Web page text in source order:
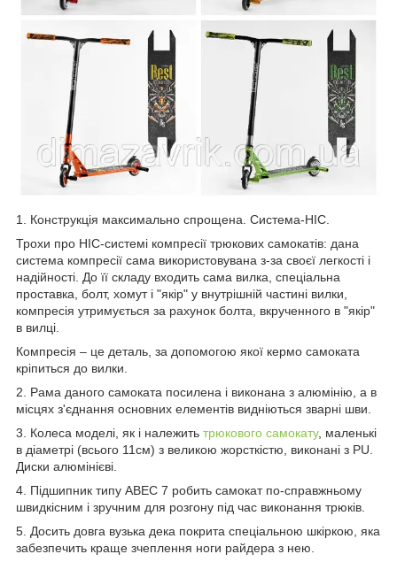
1. Конструкція максимально спрощена. Система-HIC.
Трохи про HIC-системі компресії трюкових самокатів: дана
система компресії сама використовувана з-за своєї легкості і
надійності. До її складу входить сама вилка, спеціальна
проставка, болт, хомут і "якір" у внутрішній частині вилки,
компресія утримується за рахунок болта, вкрученного в "якір"
в вилці.
Компресія – це деталь, за допомогою якої кермо самоката
кріпиться до вилки.
2. Рама даного самоката посилена і виконана з алюмінію, а в
місцях з'єднання основних елементів видніються зварні шви.
3. Колеса моделі, як і належить трюкового самокату, маленькі
в діаметрі (всього 11см) з великою жорсткістю, виконані з PU.
Диски алюмінієві.
4. Підшипник типу ABEC 7 робить самокат по-справжньому
швидкісним і зручним для розгону під час виконання трюків.
5. Досить довга вузька дека покрита спеціальною шкіркою, яка
забезпечить краще зчеплення ноги райдера з нею.